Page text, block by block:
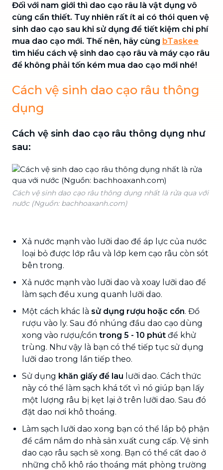
Đối với nam giới thì dao cạo râu là vật dụng vô
cùng cần thiết. Tuy nhiên rất ít ai có thói quen vệ
sinh dao cạo sau khi sử dụng để tiết kiệm chi phí
mua dao cạo mới. Thế nên, hãy cùng bTaskee
tìm hiểu cách vệ sinh dao cạo râu và máy cạo râu
để không phải tốn kém mua dao cạo mới nhé!
Cách vệ sinh dao cạo râu thông
dụng
Cách vệ sinh dao cạo râu thông dụng như
sau:
Cách vệ sinh dao cạo râu thông dụng nhất là rửa qua với
nước (Nguồn: bachhoaxanh.com)
Xả nước mạnh vào lưỡi dao để áp lực của nước
loại bỏ được lớp râu và lớp kem cạo râu còn sót
bên trong.
Xả nước mạnh vào lưỡi dao và xoay lưỡi dao để
làm sạch đều xung quanh lưỡi dao.
Một cách khác là sử dụng rượu hoặc cồn. Đổ
rượu vào ly. Sau đó nhúng đầu dao cạo dùng
xong vào rượu/cồn trong 5 - 10 phút để khử
trùng. Như vậy là bạn có thể tiếp tục sử dụng
lưỡi dao trong lần tiếp theo.
Sử dụng khăn giấy để lau lưỡi dao. Cách thức
này có thể làm sạch khá tốt vì nó giúp bạn lấy
một lượng râu bị kẹt lại ở trên lưỡi dao. Sau đó
đặt dao nơi khô thoáng.
Làm sạch lưỡi dao xong bạn có thể lắp bộ phận
để cầm nắm do nhà sản xuất cung cấp. Vệ sinh
dao cạo râu sạch sẽ xong. Bạn có thể cất dao ở
những chỗ khô ráo thoáng mát phòng trường